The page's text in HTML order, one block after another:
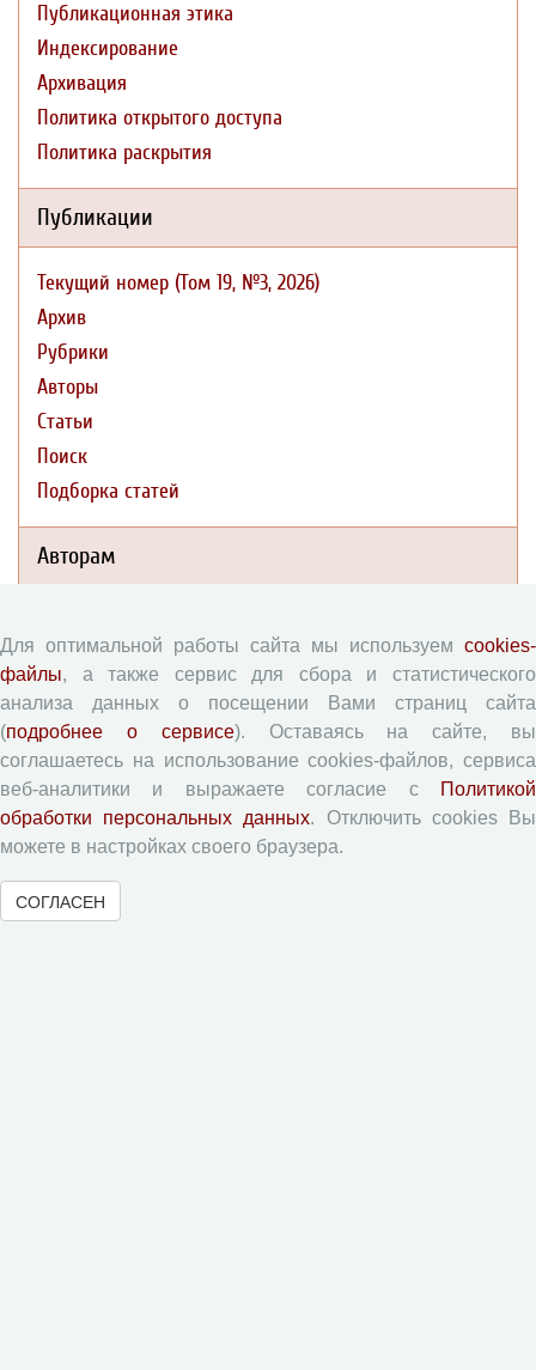
Публикационная этика
Индексирование
Архивация
Политика открытого доступа
Политика раскрытия
Публикации
Текущий номер (Том 19, №3, 2026)
Архив
Рубрики
Авторы
Статьи
Поиск
Подборка статей
Авторам
Типовой лицензионный договор
Согласие на обработку персональных данных
Авторские права
Приватность
Рецензентам
Памятка рецензенту
Форма рецензии
Для оптимальной работы сайта мы используем cookies-
файлы, а также сервис для сбора и статистического
анализа данных о посещении Вами страниц сайта
(подробнее о сервисе). Оставаясь на сайте, вы
соглашаетесь на использование cookies-файлов, сервиса
веб-аналитики и выражаете согласие с
Политикой
обработки персональных данных. Отключить cookies Вы
можете в настройках своего браузера.
СОГЛАСЕН